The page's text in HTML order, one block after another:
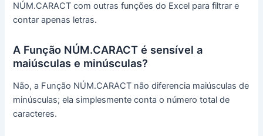
NÚM.CARACT com outras funções do Excel para filtrar e
contar apenas letras.
A Função NÚM.CARACT é sensível a
maiúsculas e minúsculas?
Não, a Função NÚM.CARACT não diferencia maiúsculas de
minúsculas; ela simplesmente conta o número total de
caracteres.